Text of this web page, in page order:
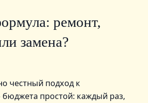
ремонт,
замена?
честный подход к
простой: каждый раз,